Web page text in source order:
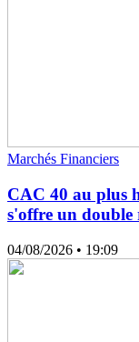
Marchés Financiers
CAC 40 au plus
s'offre un double
04/08/2026 • 19:09